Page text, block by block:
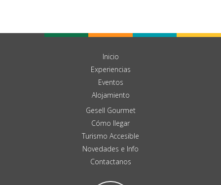
Inicio
Experiencias
Eventos
Alojamiento
Gesell Gourmet
Cómo llegar
Turismo Accesible
Novedades e Info
Contactanos